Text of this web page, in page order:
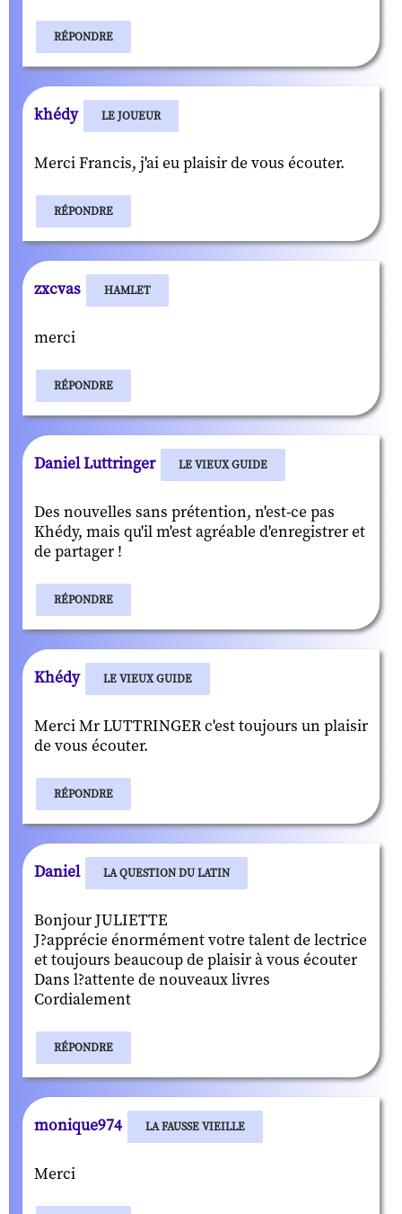
RÉPONDRE
khédy LE JOUEUR
Merci Francis, j'ai eu plaisir de vous écouter.
RÉPONDRE
zxcvas HAMLET
merci
RÉPONDRE
Daniel Luttringer LE VIEUX GUIDE
Des nouvelles sans prétention, n'est-ce pas
Khédy, mais qu'il m'est agréable d'enregistrer et
de partager !
RÉPONDRE
Khédy LE VIEUX GUIDE
Merci Mr LUTTRINGER c'est toujours un plaisir
de vous écouter.
RÉPONDRE
Daniel LA QUESTION DU LATIN
Bonjour JULIETTE
J?apprécie énormément votre talent de lectrice
et toujours beaucoup de plaisir à vous écouter
Dans l?attente de nouveaux livres
Cordialement
RÉPONDRE
monique974 LA FAUSSE VIEILLE
Merci